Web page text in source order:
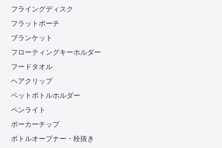
フライングディスク
フラットポーチ
ブランケット
フローティングキーホルダー
フードタオル
ヘアクリップ
ペットボトルホルダー
ペンライト
ポーカーチップ
ボトルオープナー・栓抜き